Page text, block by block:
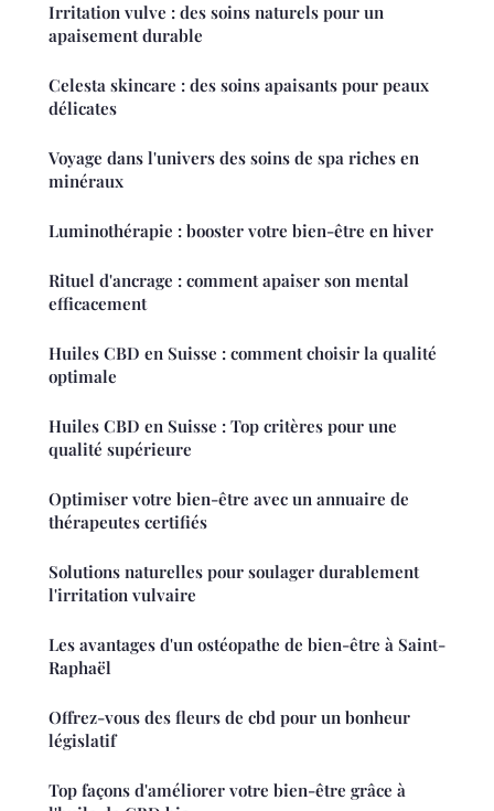
Irritation vulve : des soins naturels pour un
apaisement durable
Celesta skincare : des soins apaisants pour peaux
délicates
Voyage dans l'univers des soins de spa riches en
minéraux
Luminothérapie : booster votre bien-être en hiver
Rituel d'ancrage : comment apaiser son mental
efficacement
Huiles CBD en Suisse : comment choisir la qualité
optimale
Huiles CBD en Suisse : Top critères pour une
qualité supérieure
Optimiser votre bien-être avec un annuaire de
thérapeutes certifiés
Solutions naturelles pour soulager durablement
l'irritation vulvaire
Les avantages d'un ostéopathe de bien-être à Saint-
Raphaël
Offrez-vous des fleurs de cbd pour un bonheur
législatif
Top façons d'améliorer votre bien-être grâce à